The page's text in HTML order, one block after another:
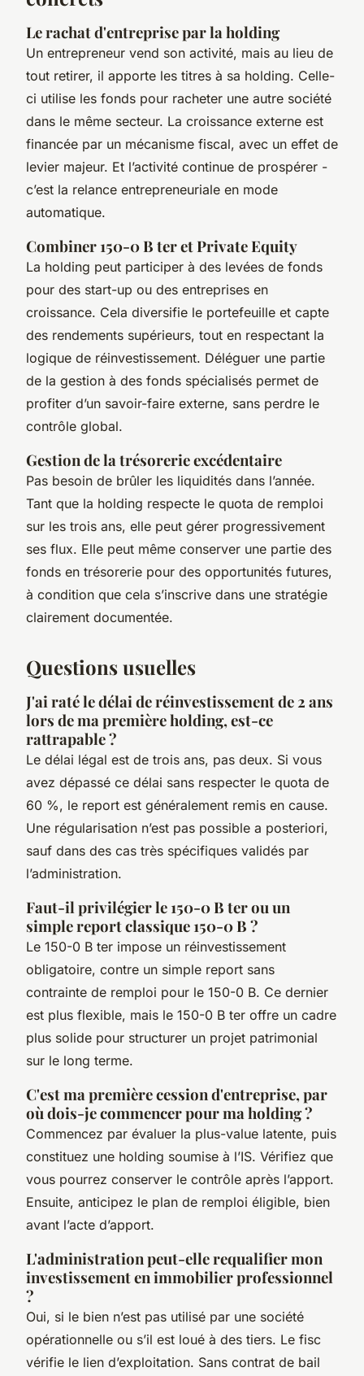
Le rachat d'entreprise par la holding
Un entrepreneur vend son activité, mais au lieu de
tout retirer, il apporte les titres à sa holding. Celle-
ci utilise les fonds pour racheter une autre société
dans le même secteur. La croissance externe est
financée par un mécanisme fiscal, avec un effet de
levier majeur. Et l’activité continue de prospérer -
c’est la relance entrepreneuriale en mode
automatique.
Combiner 150-0 B ter et Private Equity
La holding peut participer à des levées de fonds
pour des start-up ou des entreprises en
croissance. Cela diversifie le portefeuille et capte
des rendements supérieurs, tout en respectant la
logique de réinvestissement. Déléguer une partie
de la gestion à des fonds spécialisés permet de
profiter d’un savoir-faire externe, sans perdre le
contrôle global.
Gestion de la trésorerie excédentaire
Pas besoin de brûler les liquidités dans l’année.
Tant que la holding respecte le quota de remploi
sur les trois ans, elle peut gérer progressivement
ses flux. Elle peut même conserver une partie des
fonds en trésorerie pour des opportunités futures,
à condition que cela s’inscrive dans une stratégie
clairement documentée.
Questions usuelles
J'ai raté le délai de réinvestissement de 2 ans
lors de ma première holding, est-ce
rattrapable ?
Le délai légal est de trois ans, pas deux. Si vous
avez dépassé ce délai sans respecter le quota de
60 %, le report est généralement remis en cause.
Une régularisation n’est pas possible a posteriori,
sauf dans des cas très spécifiques validés par
l’administration.
Faut-il privilégier le 150-0 B ter ou un
simple report classique 150-0 B ?
Le 150-0 B ter impose un réinvestissement
obligatoire, contre un simple report sans
contrainte de remploi pour le 150-0 B. Ce dernier
est plus flexible, mais le 150-0 B ter offre un cadre
plus solide pour structurer un projet patrimonial
sur le long terme.
C'est ma première cession d'entreprise, par
où dois-je commencer pour ma holding ?
Commencez par évaluer la plus-value latente, puis
constituez une holding soumise à l’IS. Vérifiez que
vous pourrez conserver le contrôle après l’apport.
Ensuite, anticipez le plan de remploi éligible, bien
avant l’acte d’apport.
L'administration peut-elle requalifier mon
investissement en immobilier professionnel
?
Oui, si le bien n’est pas utilisé par une société
opérationnelle ou s’il est loué à des tiers. Le fisc
vérifie le lien d’exploitation. Sans contrat de bail